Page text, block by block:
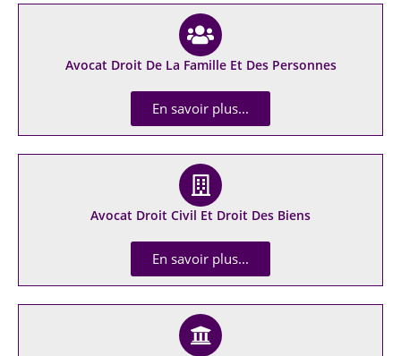
Avocat Droit De La Famille Et Des Personnes
En savoir plus...
Avocat Droit Civil Et Droit Des Biens
En savoir plus...